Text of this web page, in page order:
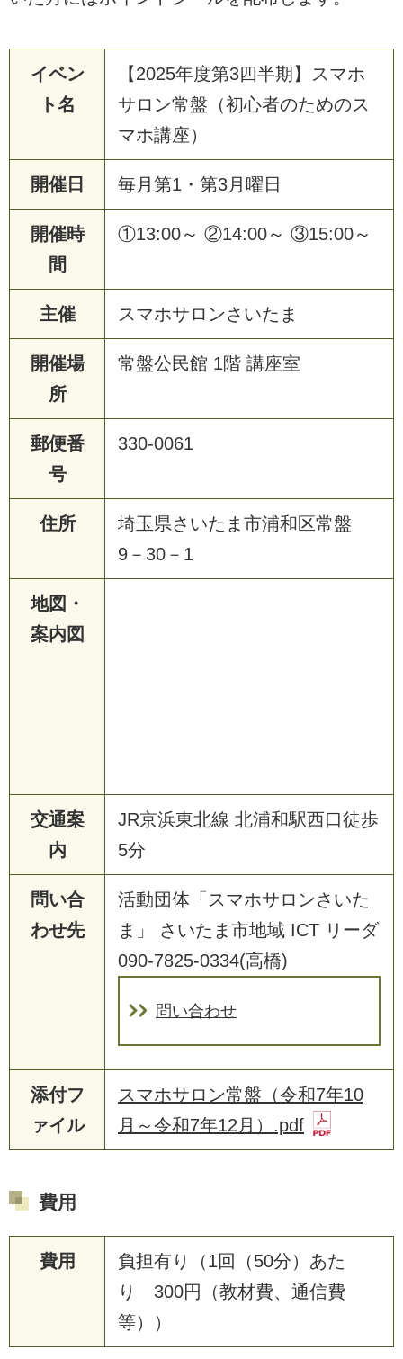
イベン
ト名
【2025年度第3四半期】スマホ
サロン常盤（初心者のためのス
マホ講座）
開催日 毎月第1・第3月曜日
開催時
間
①13:00～ ②14:00～ ③15:00～
主催 スマホサロンさいたま
開催場
所
常盤公民館 1階 講座室
郵便番
号
330-0061
住所
埼玉県さいたま市浦和区常盤
9－30－1
地図・
案内図
交通案
内
JR京浜東北線 北浦和駅西口徒歩
5分
問い合
わせ先
活動団体「スマホサロンさいた
ま」 さいたま市地域 ICT リーダ
090-7825-0334(高橋)
問い合わせ
添付フ
ァイル
スマホサロン常盤（令和7年10
月～令和7年12月）.pdf
費用
費用
負担有り（1回（50分）あた
り 300円（教材費、通信費
等））